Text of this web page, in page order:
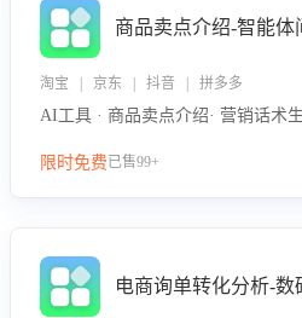
商品卖点介绍-智能体
淘宝 | 京东 | 抖音 | 拼多多
AI工具 · 商品卖点介绍· 营销话术
限时免费已售99+
电商询单转化分析-